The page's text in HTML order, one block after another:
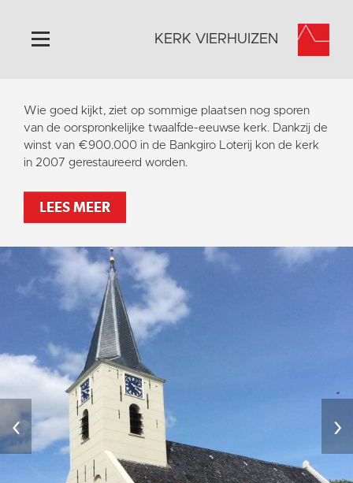
Home
Algemeen
Historie
Activiteiten
Contact
Vaktaal
KERK VIERHUIZEN
Wie goed kijkt, ziet op sommige plaatsen nog sporen
van de oorspronkelijke twaalfde-eeuwse kerk. Dankzij de
winst van €900.000 in de Bankgiro Loterij kon de kerk
in 2007 gerestaureerd worden.
LEES MEER
‹ ›